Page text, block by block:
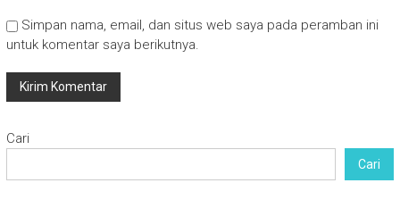
Simpan nama, email, dan situs web saya pada peramban ini
untuk komentar saya berikutnya.
Cari
Cari